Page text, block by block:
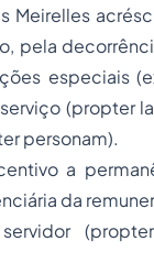
Meirelles
pela
especiais
(propter
personam).
a
da
(